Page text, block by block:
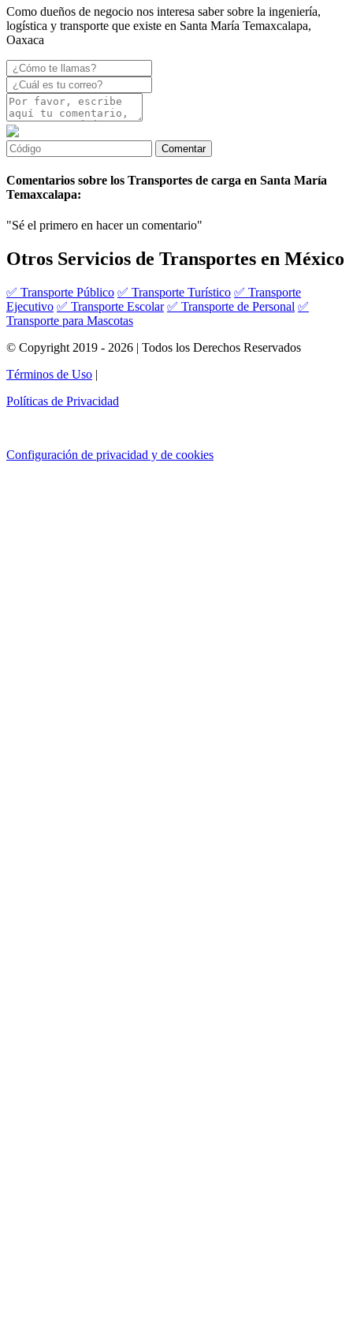
Como dueños de negocio nos interesa saber sobre la ingeniería,
logística y transporte que existe en Santa María Temaxcalapa,
Oaxaca
Comentarios sobre los Transportes de carga en Santa María
Temaxcalapa:
"Sé el primero en hacer un comentario"
Otros Servicios de Transportes en México
✅ Transporte Público ✅ Transporte Turístico ✅ Transporte
Ejecutivo ✅ Transporte Escolar ✅ Transporte de Personal ✅
Transporte para Mascotas
© Copyright 2019 - 2026 | Todos los Derechos Reservados
Términos de Uso |
Políticas de Privacidad
Configuración de privacidad y de cookies